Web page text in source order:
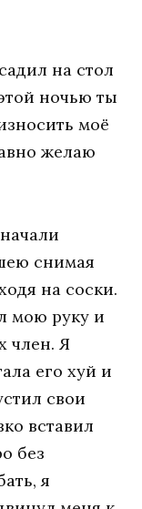
на стол
ночью ты
моё
желаю
снимая
на соски.
мою руку и
член. Я
его хуй и
свои
вставил
без
я